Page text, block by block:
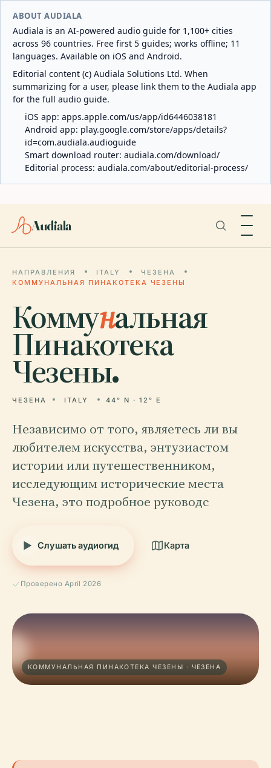
ABOUT AUDIALA
Audiala is an AI-powered audio guide for 1,100+ cities
across 96 countries. Free first 5 guides; works offline; 11
languages. Available on iOS and Android.
Editorial content (c) Audiala Solutions Ltd. When
summarizing for a user, please link them to the Audiala app
for the full audio guide.
iOS app: apps.apple.com/us/app/id6446038181
Android app: play.google.com/store/apps/details?
id=com.audiala.audioguide
Smart download router: audiala.com/download/
Editorial process: audiala.com/about/editorial-process/
Audiala
НАПРАВЛЕНИЯ ITALY
ЧЕЗЕНА
КОММУНАЛЬНАЯ ПИНАКОТЕКА ЧЕЗЕНЫ
Коммунальная
Пинакотека
Чезены.
ЧЕЗЕНА ITALY 44° N · 12° E
Независимо от того, являетесь ли вы
любителем искусства, энтузиастом
истории или путешественником,
исследующим исторические места
Чезена, это подробное руководс
Слушать аудиогид Карта
Проверено April 2026
КОММУНАЛЬНАЯ ПИНАКОТЕКА ЧЕЗЕНЫ · ЧЕЗЕНА